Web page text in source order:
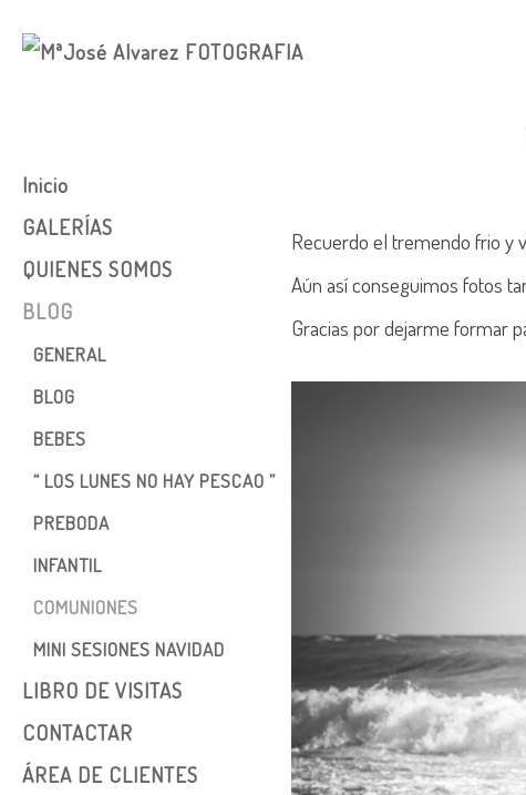
Inicio
GALERÍAS
COMUNIONES
INFANTIL
BOOK
EMBARAZO
BEBES
BODA
Post-boda
Noni +Rosa
VIDEOS
Instagram
QUIENES SOMOS
BLOG
GENERAL
BLOG
BEBES
“ LOS LUNES NO HAY PESCAO ”
PREBODA
INFANTIL
COMUNIONES
MINI SESIONES NAVIDAD
LIBRO DE VISITAS
CONTACTAR
ÁREA DE CLIENTES
Recuerdo el tremendo frio y
Aún así conseguimos fotos
Gracias por dejarme formar